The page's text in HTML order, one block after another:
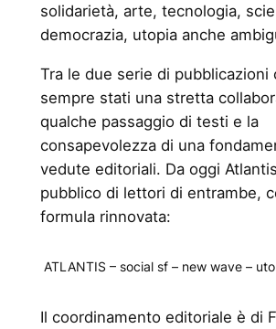
solidarietà, arte, tecnologia,
democrazia, utopia anche
Tra le due serie di pubblicazioni
sempre stati una stretta
qualche passaggio di testi e la
consapevolezza di una
vedute editoriali. Da oggi
pubblico di lettori di entrambe,
formula rinnovata:
ATLANTIS – social sf – new wave –
Il coordinamento editoriale è di